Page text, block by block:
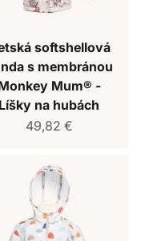
softshellová
s membránou
Mum® -
Líšky na hubách
Predajná cena
49,82 €